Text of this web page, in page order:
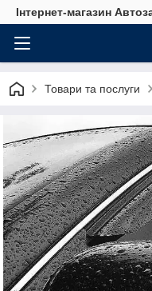
Інтернет-магазин
Товари та послуги